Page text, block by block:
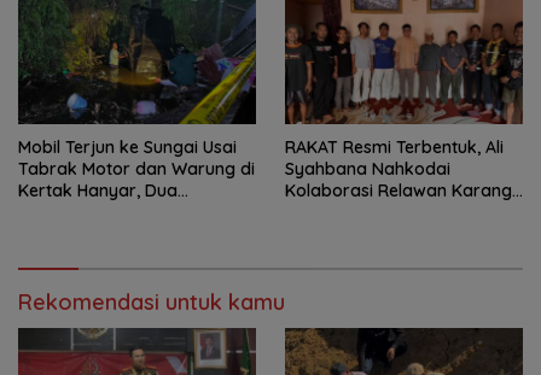
Mobil Terjun ke Sungai Usai
Tabrak Motor dan Warung di
Kertak Hanyar, Dua
RAKAT Resmi Terbentuk, Ali
Syahbana Nahkodai
Kolaborasi Relawan Karang
Rekomendasi untuk kamu